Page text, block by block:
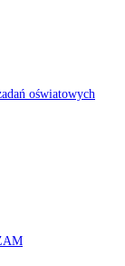
oświatowych